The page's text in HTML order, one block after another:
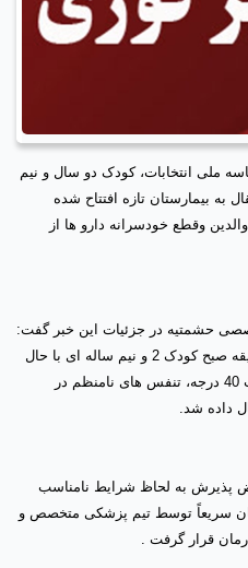
ملی انتخابات، کودک دو سال و نیم
به بیمارستان تازه افتتاح شده
وقطع خودسرانه دارو ها از
حشمتیه در جزئیات این خبر گفت:
در تاریخ 7 اسفندماه ساعت 5 و 45 دقیقه صبح کودک 2 و نیم ساله ای با حال
عمومی نامساعد، اختلال هوشیاری، تب 40 درجه، تنفس های نامنظم در
داده شد.
پذیرش به لحاظ شرایط نامناسب
سریعاً توسط تیم پزشکی متخصص و
قرار گرفت .